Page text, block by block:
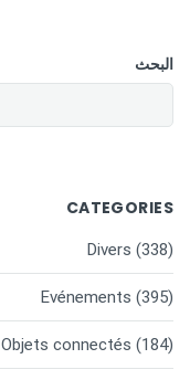
البحث
CATEGORIES
Divers (338)
Evénements (395)
Objets connectés (184)